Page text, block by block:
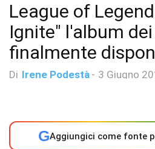
League of
Ignite" l'album
finalmente
Di Irene Podestà - 3 Giugno
GAggiungici come fonte